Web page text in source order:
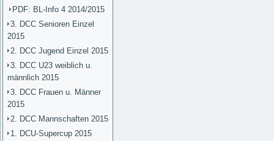
PDF: BL-Info 4 2014/2015
3. DCC Senioren Einzel
2015
2. DCC Jugend Einzel 2015
3. DCC U23 weiblich u.
männlich 2015
3. DCC Frauen u. Männer
2015
2. DCC Mannschaften 2015
1. DCU-Supercup 2015